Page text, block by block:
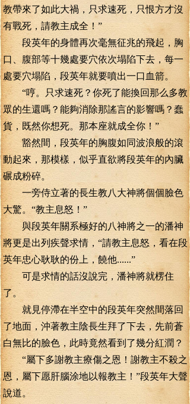
教帶來了如此大禍，只求速死，只恨方才沒
有戰死，請教主成全！”
段英年的身體再次毫無征兆的飛起，胸
口、腹部等十幾處要穴依次塌陷下去，每一
處要穴塌陷，段英年就要噴出一口血箭。
“哼。只求速死？你死了能換回那么多教
眾的生還嗎？能夠消除那謠言的影響嗎？蠢
貨，既然你想死。那本座就成全你！”
豁然間，段英年的胸腹如同波浪般的滾
動起來，那模樣，似乎直欲將段英年的內臟
碾成粉碎。
一旁侍立著的長生教八大神將個個臉色
大驚。“教主息怒！”
與段英年關系極好的八神將之一的潘神
將更是出列疾聲求情，“請教主息怒，看在段
英年忠心耿耿的份上，饒他......”
可是求情的話沒說完，潘神將就楞住
了。
就見停滯在半空中的段英年突然間落回
了地面，沖著教主陰長生拜了下去，先前蒼
白無比的臉色，此時竟然看到了幾分紅潤？
“屬下多謝教主療傷之恩！謝教主不殺之
恩，屬下愿肝腦涂地以報教主！”段英年大聲
說道。